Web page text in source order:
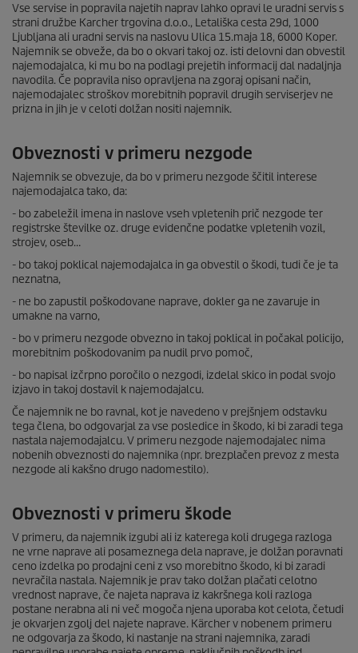
Vse servise in popravila najetih naprav lahko opravi le uradni servis s
strani družbe Karcher trgovina d.o.o., Letališka cesta 29d, 1000
Ljubljana ali uradni servis na naslovu Ulica 15.maja 18, 6000 Koper.
Najemnik se obveže, da bo o okvari takoj oz. isti delovni dan obvestil
najemodajalca, ki mu bo na podlagi prejetih informacij dal nadaljnja
navodila. Če popravila niso opravljena na zgoraj opisani način,
najemodajalec stroškov morebitnih popravil drugih serviserjev ne
prizna in jih je v celoti dolžan nositi najemnik.
Obveznosti v primeru nezgode
Najemnik se obvezuje, da bo v primeru nezgode ščitil interese
najemodajalca tako, da:
- bo zabeležil imena in naslove vseh vpletenih prič nezgode ter
registrske številke oz. druge evidenčne podatke vpletenih vozil,
strojev, oseb…
- bo takoj poklical najemodajalca in ga obvestil o škodi, tudi če je ta
neznatna,
- ne bo zapustil poškodovane naprave, dokler ga ne zavaruje in
umakne na varno,
- bo v primeru nezgode obvezno in takoj poklical in počakal policijo,
morebitnim poškodovanim pa nudil prvo pomoč,
- bo napisal izčrpno poročilo o nezgodi, izdelal skico in podal svojo
izjavo in takoj dostavil k najemodajalcu.
Če najemnik ne bo ravnal, kot je navedeno v prejšnjem odstavku
tega člena, bo odgovarjal za vse posledice in škodo, ki bi zaradi tega
nastala najemodajalcu. V primeru nezgode najemodajalec nima
nobenih obveznosti do najemnika (npr. brezplačen prevoz z mesta
nezgode ali kakšno drugo nadomestilo).
Obveznosti v primeru škode
V primeru, da najemnik izgubi ali iz katerega koli drugega razloga
ne vrne naprave ali posameznega dela naprave, je dolžan poravnati
ceno izdelka po prodajni ceni z vso morebitno škodo, ki bi zaradi
nevračila nastala. Najemnik je prav tako dolžan plačati celotno
vrednost naprave, če najeta naprava iz kakršnega koli razloga
postane nerabna ali ni več mogoča njena uporaba kot celota, četudi
je okvarjen zgolj del najete naprave. Kärcher v nobenem primeru
ne odgovarja za škodo, ki nastanje na strani najemnika, zaradi